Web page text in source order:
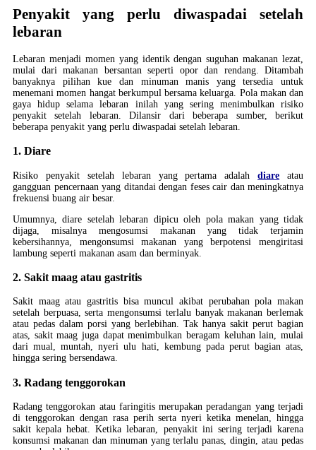
Penyakit yang perlu diwaspadai setelah
lebaran
Lebaran menjadi momen yang identik dengan suguhan makanan lezat,
mulai dari makanan bersantan seperti opor dan rendang. Ditambah
banyaknya pilihan kue dan minuman manis yang tersedia untuk
menemani momen hangat berkumpul bersama keluarga. Pola makan dan
gaya hidup selama lebaran inilah yang sering menimbulkan risiko
penyakit setelah lebaran. Dilansir dari beberapa sumber, berikut
beberapa penyakit yang perlu diwaspadai setelah lebaran.
1. Diare
Risiko penyakit setelah lebaran yang pertama adalahdiare atau
gangguan pencernaan yang ditandai dengan feses cair dan meningkatnya
frekuensi buang air besar.
Umumnya, diare setelah lebaran dipicu oleh pola makan yang tidak
dijaga, misalnya mengosumsi makanan yang tidak terjamin
kebersihannya, mengonsumsi makanan yang berpotensi mengiritasi
lambung seperti makanan asam dan berminyak.
2. Sakit maag atau gastritis
Sakit maag atau gastritis bisa muncul akibat perubahan pola makan
setelah berpuasa, serta mengonsumsi terlalu banyak makanan berlemak
atau pedas dalam porsi yang berlebihan. Tak hanya sakit perut bagian
atas, sakit maag juga dapat menimbulkan beragam keluhan lain, mulai
dari mual, muntah, nyeri ulu hati, kembung pada perut bagian atas,
hingga sering bersendawa.
3. Radang tenggorokan
Radang tenggorokan atau faringitis merupakan peradangan yang terjadi
di tenggorokan dengan rasa perih serta nyeri ketika menelan, hingga
sakit kepala hebat. Ketika lebaran, penyakit ini sering terjadi karena
konsumsi makanan dan minuman yang terlalu panas, dingin, atau pedas